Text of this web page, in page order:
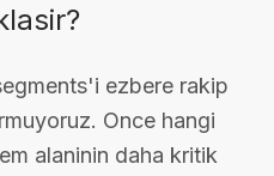
ezbere rakip
Once hangi
alaninin daha kritik